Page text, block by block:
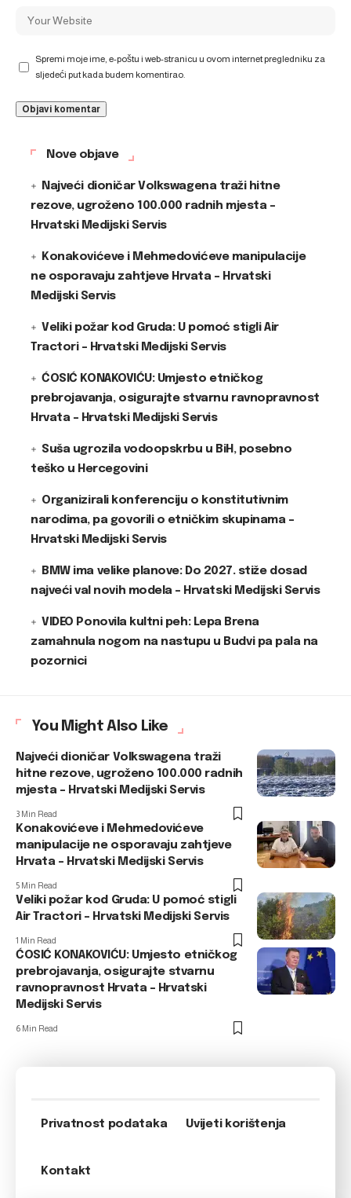
Spremi moje ime, e-poštu i web-stranicu u ovom internet pregledniku za
sljedeći put kada budem komentirao.
Nove objave
Najveći dioničar Volkswagena traži hitne
rezove, ugroženo 100.000 radnih mjesta –
Hrvatski Medijski Servis
Konakovićeve i Mehmedovićeve manipulacije
ne osporavaju zahtjeve Hrvata – Hrvatski
Medijski Servis
Veliki požar kod Gruda: U pomoć stigli Air
Tractori – Hrvatski Medijski Servis
ĆOSIĆ KONAKOVIĆU: Umjesto etničkog
prebrojavanja, osigurajte stvarnu ravnopravnost
Hrvata – Hrvatski Medijski Servis
Suša ugrozila vodoopskrbu u BiH, posebno
teško u Hercegovini
Organizirali konferenciju o konstitutivnim
narodima, pa govorili o etničkim skupinama –
Hrvatski Medijski Servis
BMW ima velike planove: Do 2027. stiže dosad
najveći val novih modela – Hrvatski Medijski Servis
VIDEO Ponovila kultni peh: Lepa Brena
zamahnula nogom na nastupu u Budvi pa pala na
pozornici
You Might Also Like
Najveći dioničar Volkswagena traži
hitne rezove, ugroženo 100.000 radnih
mjesta – Hrvatski Medijski Servis
3 Min Read
Konakovićeve i Mehmedovićeve
manipulacije ne osporavaju zahtjeve
Hrvata – Hrvatski Medijski Servis
5 Min Read
Veliki požar kod Gruda: U pomoć stigli
Air Tractori – Hrvatski Medijski Servis
1 Min Read
ĆOSIĆ KONAKOVIĆU: Umjesto etničkog
prebrojavanja, osigurajte stvarnu
ravnopravnost Hrvata – Hrvatski
Medijski Servis
6 Min Read
Privatnost podataka Uvijeti korištenja
Kontakt